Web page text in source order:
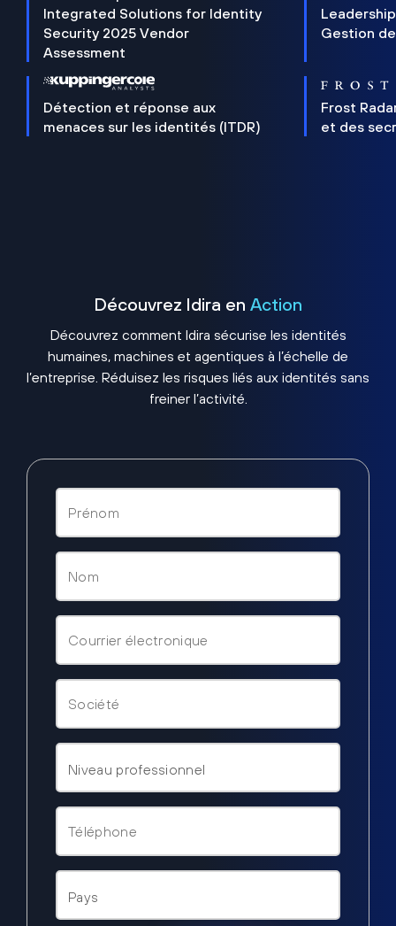
Integrated Solutions for Identity
Security 2025 Vendor
Assessment
Gestion
Détection et réponse aux
menaces sur les identités (ITDR)
Frost
et des
Découvrez Idira en Action
Découvrez comment Idira sécurise les identités
humaines, machines et agentiques à l’échelle de
l’entreprise. Réduisez les risques liés aux identités sans
freiner l’activité.